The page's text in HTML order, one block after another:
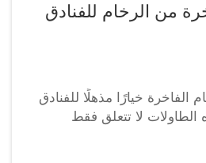
من الرخام للفنادق
الفاخرة خيارًا مذهلًا للفنادق
الطاولات لا تتعلق فقط
والأسلوب ولمسةً من
وعندما يدخل الضيوف